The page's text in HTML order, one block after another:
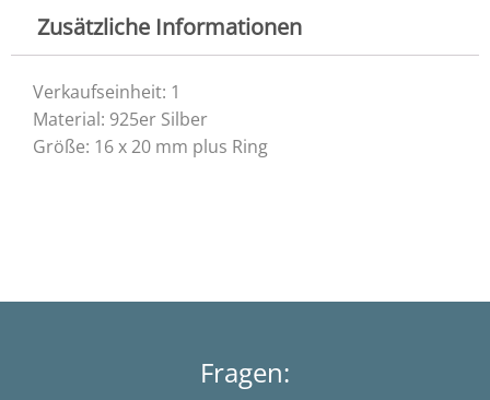
Menge
Zusätzliche Informationen
Verkaufseinheit: 1
Material: 925er Silber
Größe: 16 x 20 mm plus Ring
Fragen: